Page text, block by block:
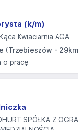
(k/m)
Kwiaciarnia AGA
(Trzebieszów -
o pracę
SPÓŁKA Z